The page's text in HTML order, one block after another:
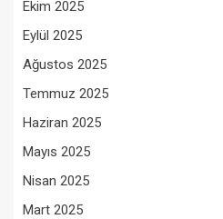
Ekim 2025
Eylül 2025
Ağustos 2025
Temmuz 2025
Haziran 2025
Mayıs 2025
Nisan 2025
Mart 2025